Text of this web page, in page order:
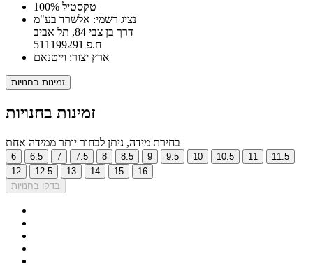
100% טקסטיל
נציג רשמי: אלשרד בע"מ
דרך בן צבי 84, תל אביב
ח.פ 511199291
ארץ יצור: וייטנאם
זמינות בחנויות
זמינות בחנויות
בחירת מידה, ניתן לבחור יותר ממידה אחת
6 6.5 7 7.5 8 8.5 9 9.5 10 10.5 11
11.5
12
12.5 13 14 15
16
בדקו בחנויות